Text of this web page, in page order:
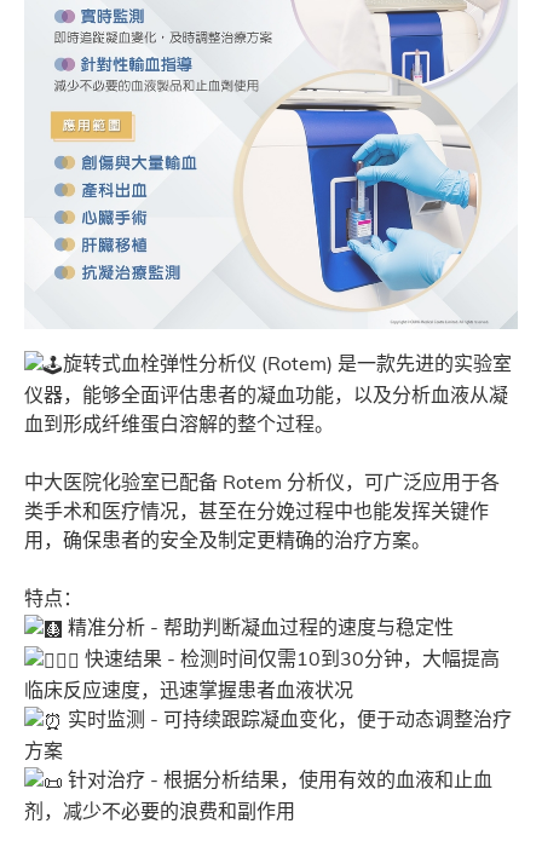
旋转式血栓弹性分析仪 (Rotem) 是一款先进的实验室
仪器，能够全面评估患者的凝血功能，以及分析血液从凝
血到形成纤维蛋白溶解的整个过程。
中大医院化验室已配备 Rotem 分析仪，可广泛应用于各
类手术和医疗情况，甚至在分娩过程中也能发挥关键作
用，确保患者的安全及制定更精确的治疗方案。
特点：
精准分析 - 帮助判断凝血过程的速度与稳定性
快速结果 - 检测时间仅需10到30分钟，大幅提高
临床反应速度，迅速掌握患者血液状况
实时监测 - 可持续跟踪凝血变化，便于动态调整治疗
方案
针对治疗 - 根据分析结果，使用有效的血液和止血
剂，减少不必要的浪费和副作用